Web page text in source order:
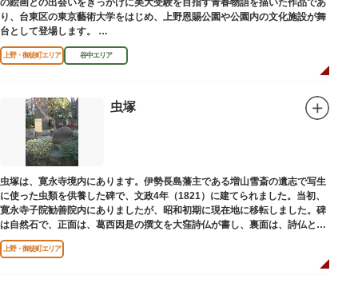
り、台東区の東京藝術大学をはじめ、上野恩賜公園や公園内の文化施設が舞
台として登場します。
区にゆかりのある本作品を通して、新たな観光スポット創出による誘客促進
と区内観光客の回遊性向上を図るため、こちらのマンホール蓋を設置しまし
設置年月日：令和4年3月1日
上野・御徒町エリア 谷中エリア
虫塚
虫塚は、寛永寺境内にあります。伊勢長島藩主である増山雪斎の遺志で写生
に使った虫類を供養した碑で、文政4年（1821）に建てられました。当初、
寛永寺子院勧善院内にありましたが、昭和初期に現在地に移転しました。碑
は自然石で、正面は、葛西因是の撰文を大窪詩仏が書し、裏面は、詩仏と菊
池五山の自筆の詩が刻まれています。
上野・御徒町エリア